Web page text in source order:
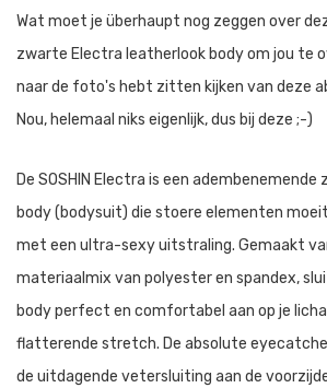
Wat moet je überhaupt nog zeggen over
zwarte Electra leatherlook body om jou te
naar de foto's hebt zitten kijken van deze
Nou, helemaal niks eigenlijk, dus bij deze ;-)
De SOSHIN Electra is een
body (bodysuit) die stoere elementen
met een ultra-sexy uitstraling. Gemaakt
materiaalmix van polyester en spandex,
body perfect en comfortabel aan op je
flatterende stretch. De absolute
de uitdagende vetersluiting aan de